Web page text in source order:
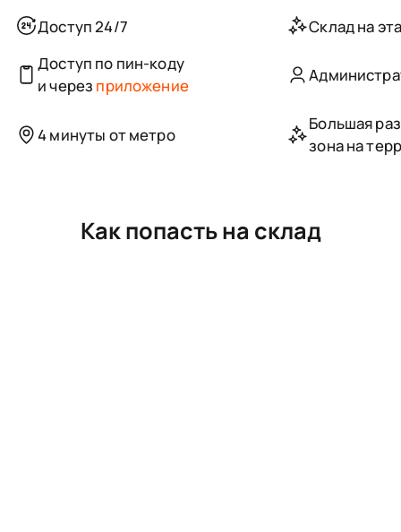
Доступ 24/7
Склад на
Доступ по пин-коду
и через приложение
4 минуты от метро
Большая
зона на
Как попасть на склад